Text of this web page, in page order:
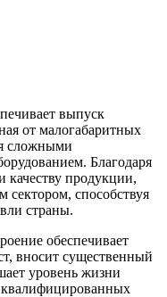
выпуск
от малогабаритных
сложными
Благодаря
качеству продукции,
сектором, способствуя
страны.
обеспечивает
вносит существенный
уровень жизни
квалифицированных